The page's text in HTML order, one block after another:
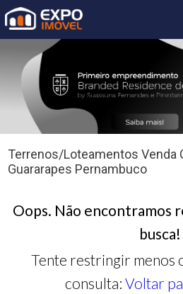
Terrenos/Loteamentos Venda
Guararapes Pernambuco
Oops. Não encontramos
busca!
Tente restringir menos
consulta: Voltar